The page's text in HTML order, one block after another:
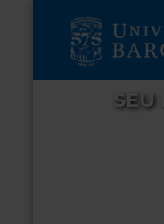
contingut
SEU